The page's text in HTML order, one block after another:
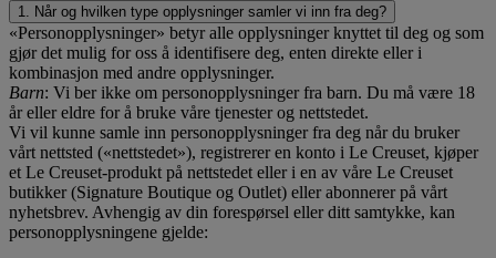
1. Når og hvilken type opplysninger samler vi inn fra deg?
«Personopplysninger» betyr alle opplysninger knyttet til deg og som
gjør det mulig for oss å identifisere deg, enten direkte eller i
kombinasjon med andre opplysninger.
Barn: Vi ber ikke om personopplysninger fra barn. Du må være 18
år eller eldre for å bruke våre tjenester og nettstedet.
Vi vil kunne samle inn personopplysninger fra deg når du bruker
vårt nettsted («nettstedet»), registrerer en konto i Le Creuset, kjøper
et Le Creuset-produkt på nettstedet eller i en av våre Le Creuset
butikker (Signature Boutique og Outlet) eller abonnerer på vårt
nyhetsbrev. Avhengig av din forespørsel eller ditt samtykke, kan
personopplysningene gjelde: